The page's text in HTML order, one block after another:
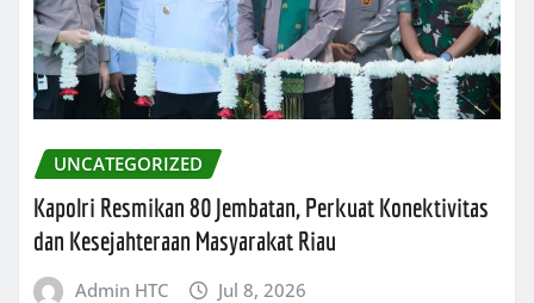
UNCATEGORIZED
Kapolri Resmikan 80 Jembatan, Perkuat Konektivitas
dan Kesejahteraan Masyarakat Riau
Admin HTC Jul 8, 2026